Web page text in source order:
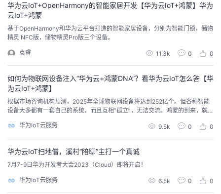
华为云IoT+OpenHarmony的智能家居开发【华为云IoT+鸿蒙】华为
云IoT+鸿蒙
基于OpenHarmony和华为云平台打造的智能家居设备，分别为智能门锁，储物
精灵 NFC版，储物精灵Pro版三个设备。
袁睿 11.3k 0 0
如何为物联网设备注入“华为云+鸿蒙DNA”？看华为云IoT怎么答【华
为云IoT+鸿蒙】
根据市场咨询机构预测，2025年全球物联网设备将达到252亿个。但各种智能
设备大多都有一套自己的系统，而且互相“孤立”，无法交流。鸿蒙的到来，就是
量物联网设备需要新的操作系统来支撑，这是鸿蒙发力的最佳机会，物联网迎
来新的机遇与挑战。 挑战1：万物互联的设备需要标准化、智能化如何让物说
华为IoT云服务 9.5k 0 0
华为云IoT扫地僧，溪村“陪聊”主打一个真诚
7月7-9日华为开发者大会2023（Cloud）即将开启！
华为IoT云服务 6.5k 0 0